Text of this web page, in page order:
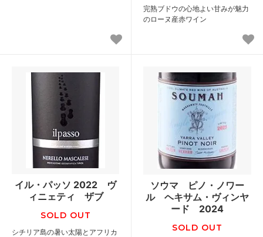
完熟ブドウの心地よい甘みが魅力
のローヌ産赤ワイン
イル・パッソ 2022 ヴ
ィニェティ ザブ
SOLD OUT
シチリア島の暑い太陽とアフリカ
ソウマ ピノ・ノワー
ル ヘキサム・ヴィンヤ
ード 2024
SOLD OUT